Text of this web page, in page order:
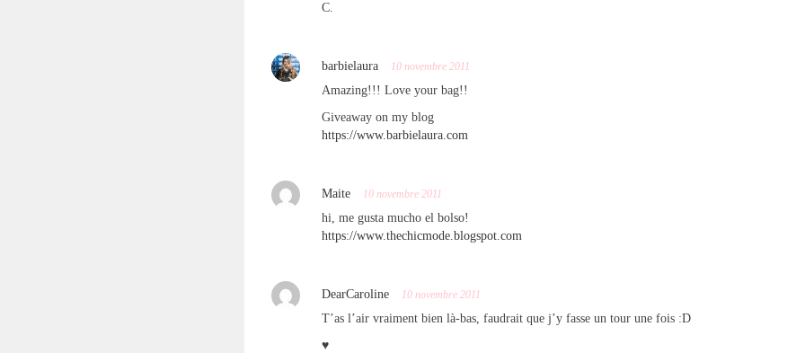
C.
barbielaura 10 novembre 2011
Amazing!!! Love your bag!!
Giveaway on my blog
https://www.barbielaura.com
Maite 10 novembre 2011
hi, me gusta mucho el bolso!
https://www.thechicmode.blogspot.com
DearCaroline 10 novembre 2011
T’as l’air vraiment bien là-bas, faudrait que j’y fasse un tour une fois :D
♥